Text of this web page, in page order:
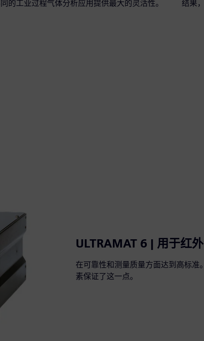
的工业过程气体分析应用提供最大的灵活性。
结果
ULTRAMAT 6 | 用于红
在可靠性和测量质量方面达到高标
素保证了这一点。